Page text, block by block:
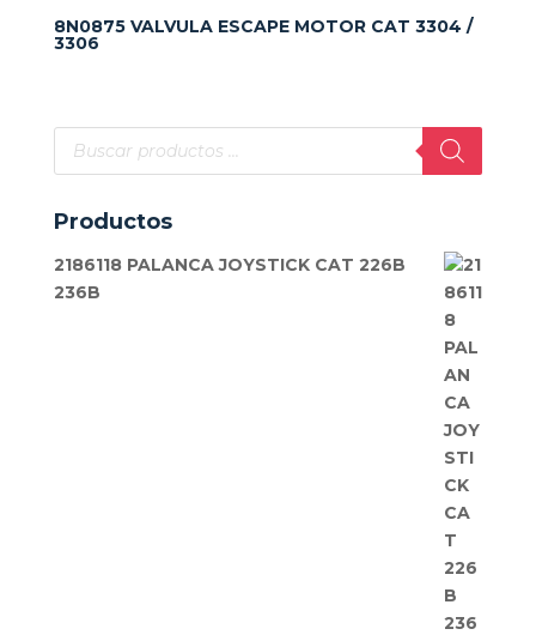
8N0875 VALVULA ESCAPE MOTOR CAT 3304 /
3306
Búsqueda
productos
Productos
2186118 PALANCA JOYSTICK CAT 226B
236B